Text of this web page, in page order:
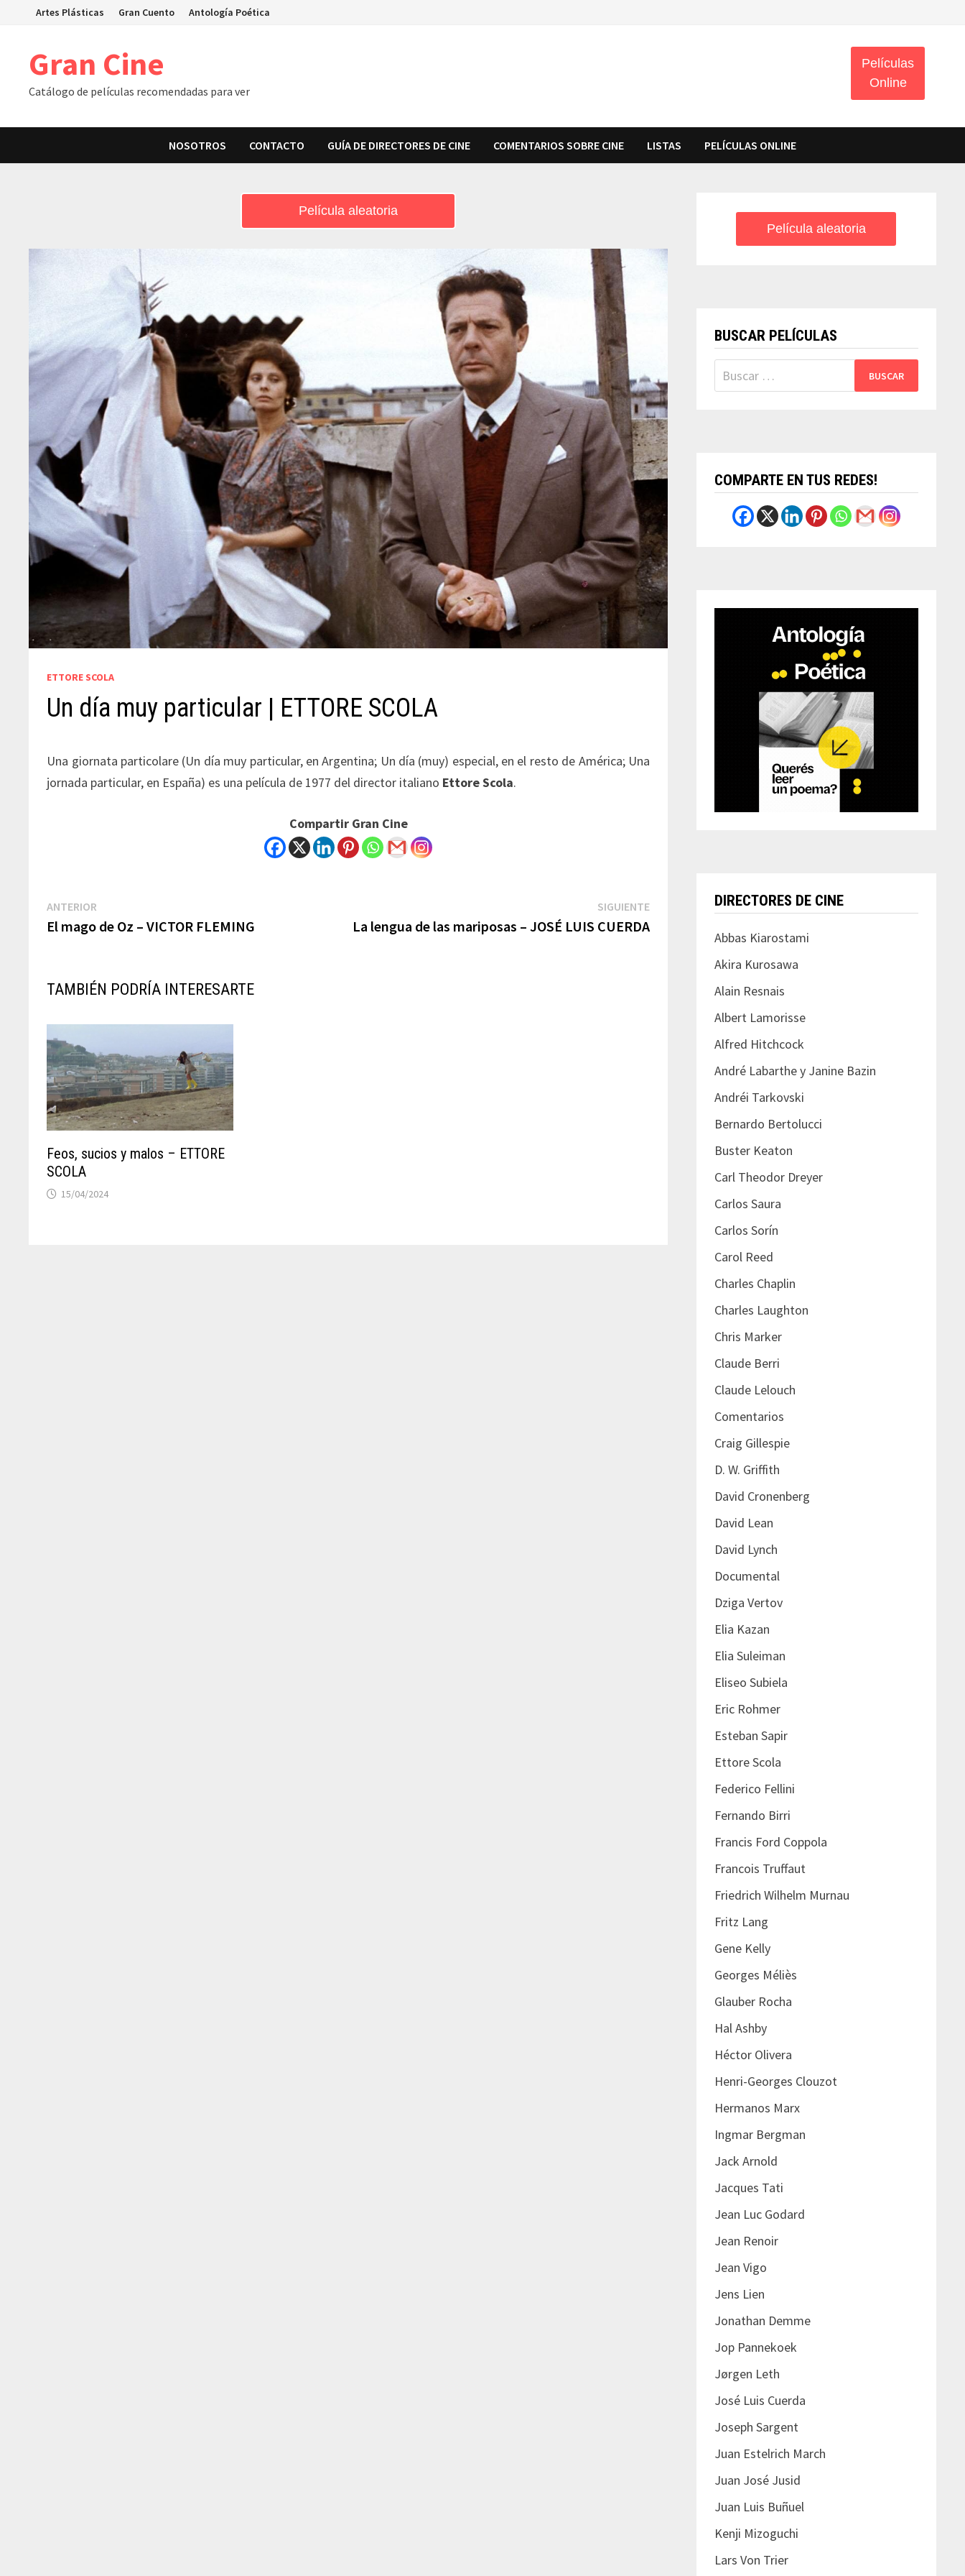
Artes Plásticas Gran Cuento Antología Poética
Gran Cine
Catálogo de películas recomendadas para ver
Películas
Online
NOSOTROS CONTACTO GUÍA DE DIRECTORES DE CINE COMENTARIOS SOBRE CINE LISTAS PELÍCULAS ONLINE
Película aleatoria
ETTORE SCOLA
Un día muy particular | ETTORE SCOLA
Una giornata particolare (Un día muy particular, en Argentina; Un día (muy) especial, en el resto de América; Una
jornada particular, en España) es una película de 1977 del director italiano Ettore Scola.
Compartir Gran Cine
Navegación
de
ANTERIOR
post:
El mago de Oz – VICTOR FLEMING
SIGUIENTENext
post:
La lengua de las mariposas – JOSÉ LUIS CUERDA
TAMBIÉN PODRÍA INTERESARTE
Feos, sucios y malos – ETTORE
SCOLA
15/04/2024
Película aleatoria
BUSCAR PELÍCULAS
Buscar:
COMPARTE EN TUS REDES!
DIRECTORES DE CINE
Abbas Kiarostami
Akira Kurosawa
Alain Resnais
Albert Lamorisse
Alfred Hitchcock
André Labarthe y Janine Bazin
Andréi Tarkovski
Bernardo Bertolucci
Buster Keaton
Carl Theodor Dreyer
Carlos Saura
Carlos Sorín
Carol Reed
Charles Chaplin
Charles Laughton
Chris Marker
Claude Berri
Claude Lelouch
Comentarios
Craig Gillespie
D. W. Griffith
David Cronenberg
David Lean
David Lynch
Documental
Dziga Vertov
Elia Kazan
Elia Suleiman
Eliseo Subiela
Eric Rohmer
Esteban Sapir
Ettore Scola
Federico Fellini
Fernando Birri
Francis Ford Coppola
Francois Truffaut
Friedrich Wilhelm Murnau
Fritz Lang
Gene Kelly
Georges Méliès
Glauber Rocha
Hal Ashby
Héctor Olivera
Henri-Georges Clouzot
Hermanos Marx
Ingmar Bergman
Jack Arnold
Jacques Tati
Jean Luc Godard
Jean Renoir
Jean Vigo
Jens Lien
Jonathan Demme
Jop Pannekoek
Jørgen Leth
José Luis Cuerda
Joseph Sargent
Juan Estelrich March
Juan José Jusid
Juan Luis Buñuel
Kenji Mizoguchi
Lars Von Trier